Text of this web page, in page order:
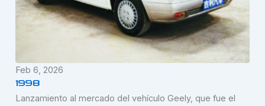
Feb 6, 2026
1998
Lanzamiento al mercado del vehículo Geely, que fue el